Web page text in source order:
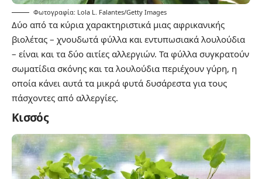
Φωτογραφία: Lola L. Falantes/Getty Images
Δύο από τα κύρια χαρακτηριστικά μιας αφρικανικής
βιολέτας – χνουδωτά φύλλα και εντυπωσιακά λουλούδια
– είναι και τα δύο αιτίες αλλεργιών. Τα φύλλα συγκρατούν
σωματίδια σκόνης και τα λουλούδια περιέχουν γύρη, η
οποία κάνει αυτά τα μικρά φυτά δυσάρεστα για τους
πάσχοντες από αλλεργίες.
Κισσός